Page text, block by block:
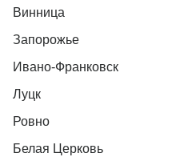
Винница
Запорожье
Ивано-Франковск
Луцк
Ровно
Белая Церковь